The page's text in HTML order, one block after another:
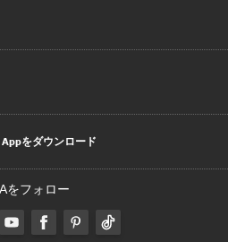
をダウンロード
をフォロー